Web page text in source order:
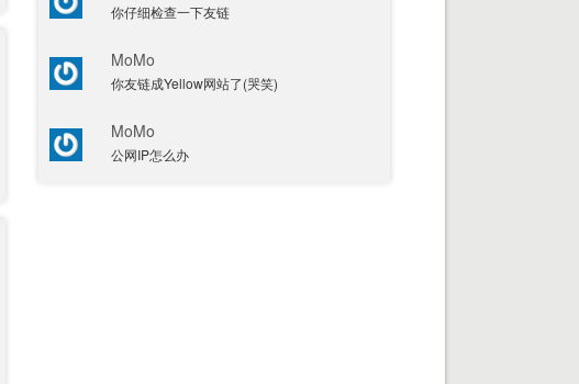
你仔细检查一下友链
MoMo
你友链成Yellow网站了(哭笑)
MoMo
公网IP怎么办